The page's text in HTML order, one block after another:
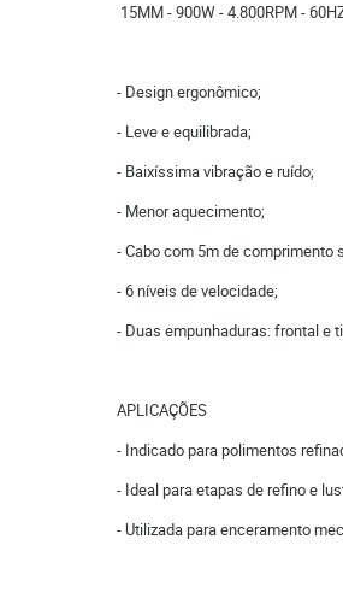
15MM - 900W - 4.800RPM -
- Design ergonômico;
- Leve e equilibrada;
- Baixíssima vibração e ruído;
- Menor aquecimento;
- Cabo com 5m de comprimento
- 6 níveis de velocidade;
- Duas empunhaduras: frontal e
APLICAÇÕES
- Indicado para polimentos
- Ideal para etapas de refino e
- Utilizada para enceramento